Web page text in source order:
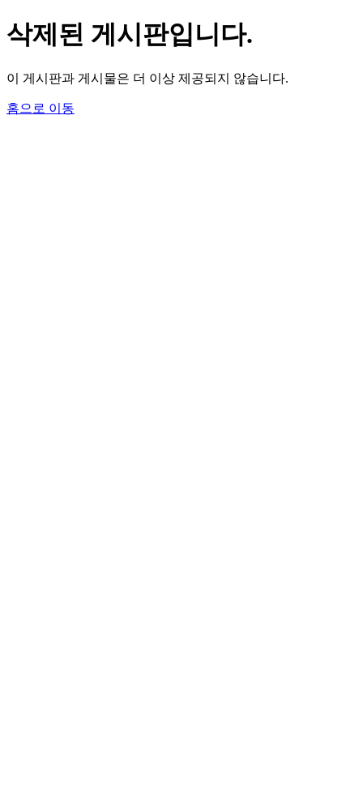
삭제된 게시판입니다.
이 게시판과 게시물은 더 이상 제공되지 않습니다.
홈으로 이동